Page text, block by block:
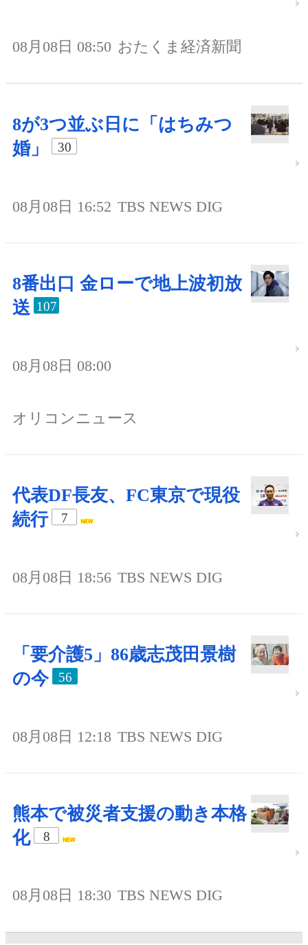
08月08日 08:50 おたくま経済新聞
8が3つ並ぶ日に「はちみつ
婚」
30
08月08日 16:52 TBS NEWS DIG
8番出口 金ローで地上波初放
送 107
08月08日 08:00
オリコンニュース
代表DF長友、FC東京で現役
続行
7
08月08日 18:56 TBS NEWS DIG
「要介護5」86歳志茂田景樹
の今
56
08月08日 12:18 TBS NEWS DIG
熊本で被災者支援の動き本格
化
8
08月08日 18:30 TBS NEWS DIG